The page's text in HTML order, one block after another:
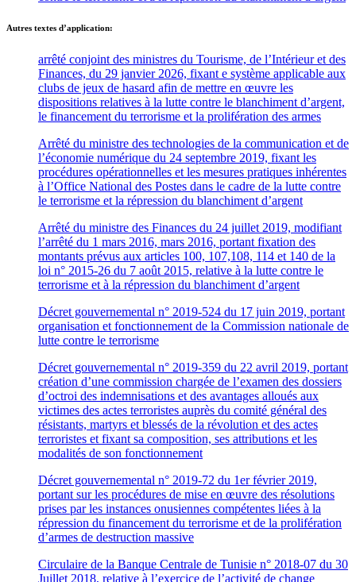
Autres textes d’application:
arrêté conjoint des ministres du Tourisme, de l’Intérieur et des
Finances, du 29 janvier 2026, fixant e système applicable aux
clubs de jeux de hasard afin de mettre en œuvre les
dispositions relatives à la lutte contre le blanchiment d’argent,
le financement du terrorisme et la prolifération des armes
Arrêté du ministre des technologies de la communication et de
l’économie numérique du 24 septembre 2019, fixant les
procédures opérationnelles et les mesures pratiques inhérentes
à l’Office National des Postes dans le cadre de la lutte contre
le terrorisme et la répression du blanchiment d’argent
Arrêté du ministre des Finances du 24 juillet 2019, modifiant
l’arrêté du 1 mars 2016, mars 2016, portant fixation des
montants prévus aux articles 100, 107,108, 114 et 140 de la
loi n° 2015-26 du 7 août 2015, relative à la lutte contre le
terrorisme et à la répression du blanchiment d’argent
Décret gouvernemental n° 2019-524 du 17 juin 2019, portant
organisation et fonctionnement de la Commission nationale de
lutte contre le terrorisme
Décret gouvernemental n° 2019-359 du 22 avril 2019, portant
création d’une commission chargée de l’examen des dossiers
d’octroi des indemnisations et des avantages alloués aux
victimes des actes terroristes auprès du comité général des
résistants, martyrs et blessés de la révolution et des actes
terroristes et fixant sa composition, ses attributions et les
modalités de son fonctionnement
Décret gouvernemental n° 2019-72 du 1er février 2019,
portant sur les procédures de mise en œuvre des résolutions
prises par les instances onusiennes compétentes liées à la
répression du financement du terrorisme et de la prolifération
d’armes de destruction massive
Circulaire de la Banque Centrale de Tunisie n° 2018-07 du 30
Juillet 2018, relative à l’exercice de l’activité de change